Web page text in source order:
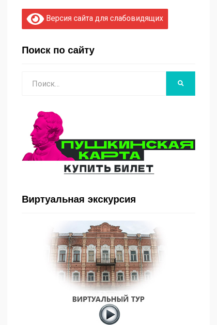
Версия сайта для слабовидящих
Поиск по сайту
Виртуальная экскурсия